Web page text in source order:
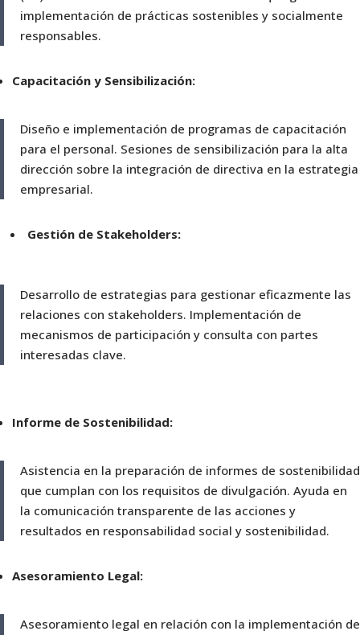
implementación de prácticas sostenibles y socialmente
responsables.
Capacitación y Sensibilización:
Diseño e implementación de programas de capacitación
para el personal. Sesiones de sensibilización para la alta
dirección sobre la integración de directiva en la estrategia
empresarial.
Gestión de Stakeholders:
Desarrollo de estrategias para gestionar eficazmente las
relaciones con stakeholders. Implementación de
mecanismos de participación y consulta con partes
interesadas clave.
Informe de Sostenibilidad:
Asistencia en la preparación de informes de sostenibilidad
que cumplan con los requisitos de divulgación. Ayuda en
la comunicación transparente de las acciones y
resultados en responsabilidad social y sostenibilidad.
Asesoramiento Legal:
Asesoramiento legal en relación con la implementación de